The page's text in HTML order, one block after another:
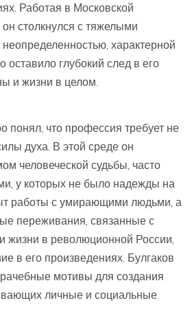
Работая в Московской
столкнулся с тяжелыми
характерной
оставило глубокий след в его
и жизни в целом.
понял, что профессия требует не
духа. В этой среде он
человеческой судьбы, часто
у которых не было надежды на
работы с умирающими людьми, а
переживания, связанные с
жизни в революционной России,
в его произведениях. Булгаков
мотивы для создания
личные и социальные